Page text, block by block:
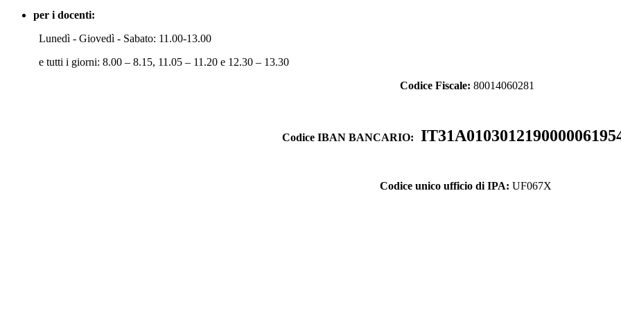
per i docenti:
Lunedì - Giovedì - Sabato: 11.00-13.00
e tutti i giorni: 8.00 – 8.15, 11.05 – 11.20 e 12.30 – 13.30
Codice Fiscale: 80014060281
Codice IBAN BANCARIO:
Codice unico ufficio di IPA: UF067X